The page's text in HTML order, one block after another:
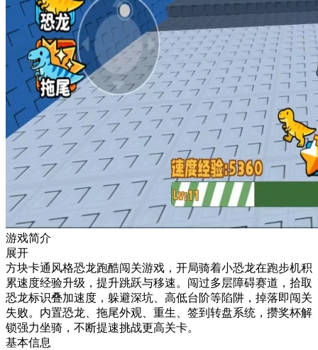
游戏简介
展开
方块卡通风格恐龙跑酷闯关游戏，开局骑着小恐龙在跑步机积
累速度经验升级，提升跳跃与移速。闯过多层障碍赛道，拾取
恐龙标识叠加速度，躲避深坑、高低台阶等陷阱，掉落即闯关
失败。内置恐龙、拖尾外观、重生、签到转盘系统，攒奖杯解
锁强力坐骑，不断提速挑战更高关卡。
基本信息